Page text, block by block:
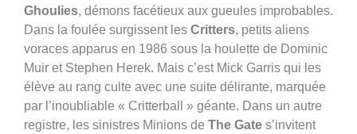
Ghoulies, démons facétieux aux gueules improbables.
Dans la foulée surgissent les Critters, petits aliens
voraces apparus en 1986 sous la houlette de Dominic
Muir et Stephen Herek. Mais c’est Mick Garris qui les
élève au rang culte avec une suite délirante, marquée
par l’inoubliable « Critterball » géante. Dans un autre
registre, les sinistres Minions de The Gate s’invitent